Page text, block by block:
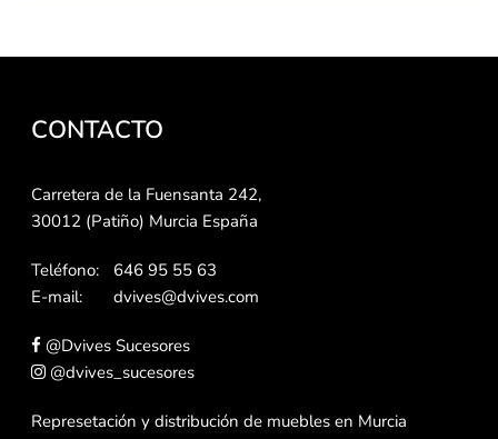
CONTACTO
Carretera de la Fuensanta 242,
30012 (Patiño) Murcia España
Teléfono:
646 95 55 63
E-mail:
dvives@dvives.com
@Dvives Sucesores
@dvives_sucesores
Represetación y distribución de muebles en Murcia